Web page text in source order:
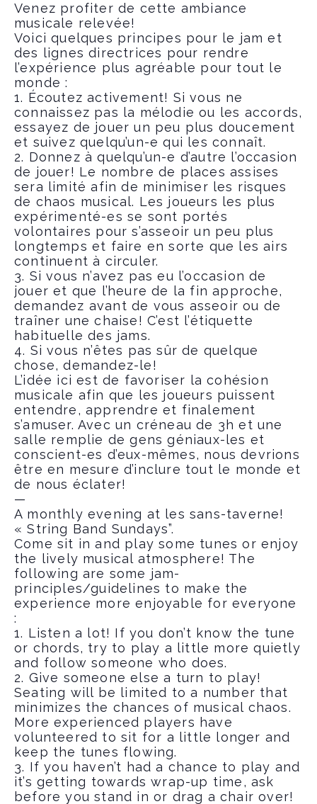
Venez profiter de cette ambiance
musicale relevée!
Voici quelques principes pour le jam et
des lignes directrices pour rendre
l’expérience plus agréable pour tout le
monde :
1. Écoutez activement! Si vous ne
connaissez pas la mélodie ou les accords,
essayez de jouer un peu plus doucement
et suivez quelqu’un-e qui les connaît.
2. Donnez à quelqu’un-e d’autre l’occasion
de jouer! Le nombre de places assises
sera limité afin de minimiser les risques
de chaos musical. Les joueurs les plus
expérimenté-es se sont portés
volontaires pour s’asseoir un peu plus
longtemps et faire en sorte que les airs
continuent à circuler.
3. Si vous n’avez pas eu l’occasion de
jouer et que l’heure de la fin approche,
demandez avant de vous asseoir ou de
traîner une chaise! C’est l’étiquette
habituelle des jams.
4. Si vous n’êtes pas sûr de quelque
chose, demandez-le!
L’idée ici est de favoriser la cohésion
musicale afin que les joueurs puissent
entendre, apprendre et finalement
s’amuser. Avec un créneau de 3h et une
salle remplie de gens géniaux-les et
conscient-es d’eux-mêmes, nous devrions
être en mesure d’inclure tout le monde et
de nous éclater!
—
A monthly evening at les sans-taverne!
« String Band Sundays”.
Come sit in and play some tunes or enjoy
the lively musical atmosphere! The
following are some jam-
principles/guidelines to make the
experience more enjoyable for everyone
:
1. Listen a lot! If you don’t know the tune
or chords, try to play a little more quietly
and follow someone who does.
2. Give someone else a turn to play!
Seating will be limited to a number that
minimizes the chances of musical chaos.
More experienced players have
volunteered to sit for a little longer and
keep the tunes flowing.
3. If you haven’t had a chance to play and
it’s getting towards wrap-up time, ask
before you stand in or drag a chair over!